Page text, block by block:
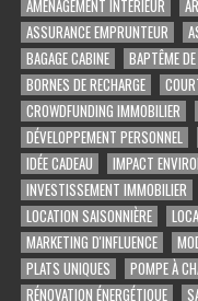
AMÉNAGEMENT INTÉRIEUR
ASSURANCE EMPRUNTEUR
BAGAGE CABINE
BAPTÊME
BORNES DE RECHARGE
CROWDFUNDING IMMOBILIER
DÉVELOPPEMENT PERSONNEL
IDÉE CADEAU
IMPACT
INVESTISSEMENT IMMOBILIER
LOCATION SAISONNIÈRE
MARKETING D'INFLUENCE
PLATS UNIQUES
POMPE À
RÉNOVATION ÉNERGÉTIQUE